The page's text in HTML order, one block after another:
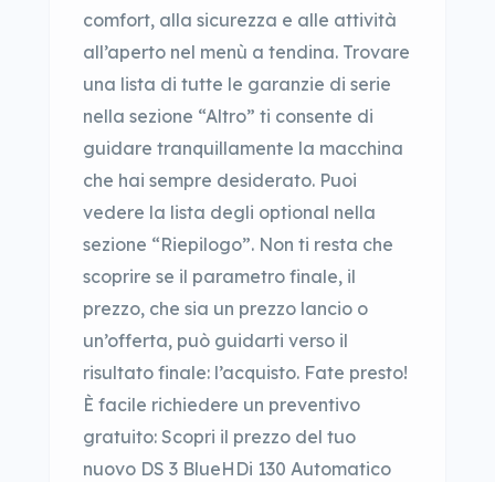
comfort, alla sicurezza e alle attività
all’aperto nel menù a tendina. Trovare
una lista di tutte le garanzie di serie
nella sezione “Altro” ti consente di
guidare tranquillamente la macchina
che hai sempre desiderato. Puoi
vedere la lista degli optional nella
sezione “Riepilogo”. Non ti resta che
scoprire se il parametro finale, il
prezzo, che sia un prezzo lancio o
un’offerta, può guidarti verso il
risultato finale: l’acquisto. Fate presto!
È facile richiedere un preventivo
gratuito: Scopri il prezzo del tuo
nuovo DS 3 BlueHDi 130 Automatico